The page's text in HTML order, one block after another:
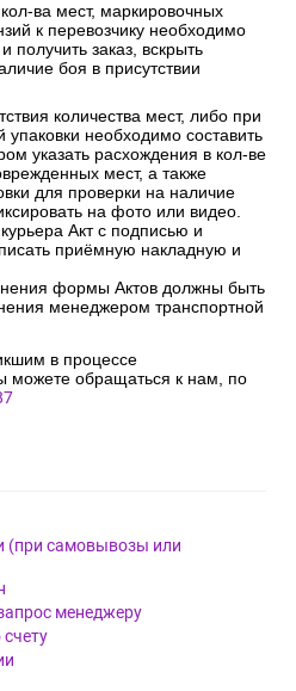
ва мест, маркировочных
к перевозчику необходимо
получить заказ, вскрыть
боя в присутствии
количества мест, либо при
необходимо составить
указать расхождения в кол-ве
мест, а также
для проверки на наличие
на фото или видео.
Акт с подписью и
приёмную накладную и
формы Актов должны быть
менеджером транспортной
в процессе
можете обращаться к нам, по
(при самовывозы или
менеджеру